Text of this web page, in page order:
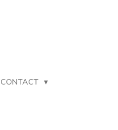
CONTACT